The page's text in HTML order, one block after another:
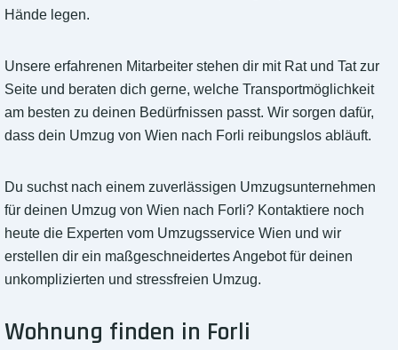
Hände legen.
Unsere erfahrenen Mitarbeiter stehen dir mit Rat und Tat zur
Seite und beraten dich gerne, welche Transportmöglichkeit
am besten zu deinen Bedürfnissen passt. Wir sorgen dafür,
dass dein Umzug von Wien nach Forli reibungslos abläuft.
Du suchst nach einem zuverlässigen Umzugsunternehmen
für deinen Umzug von Wien nach Forli? Kontaktiere noch
heute die Experten vom Umzugsservice Wien und wir
erstellen dir ein maßgeschneidertes Angebot für deinen
unkomplizierten und stressfreien Umzug.
Wohnung finden in Forli